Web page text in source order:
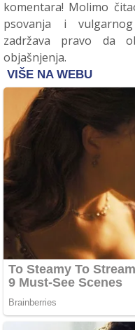
komentara! Molimo
psovanja i
zadržava pravo da
objašnjenja.